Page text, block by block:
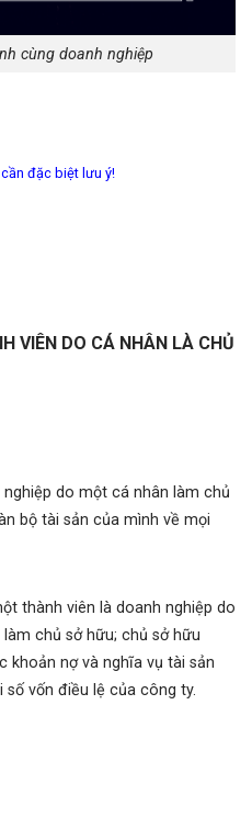
cùng doanh nghiệp
đặc biệt lưu ý!
VIÊN DO CÁ NHÂN LÀ CHỦ
do một cá nhân làm chủ
bộ tài sản của mình về mọi
thành viên là doanh nghiệp do
chủ sở hữu; chủ sở hữu
khoản nợ và nghĩa vụ tài sản
vốn điều lệ của công ty.